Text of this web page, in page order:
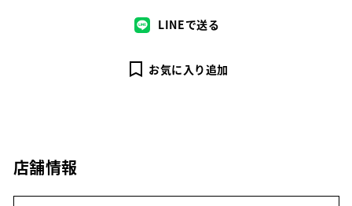
LINEで送る
お気に入り追加
店舗情報